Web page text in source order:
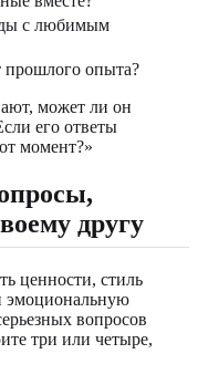
с любимым
прошлого опыта?
может ли он
его ответы
момент?»
другу
ценности, стиль
эмоциональную
вопросов
три или четыре,